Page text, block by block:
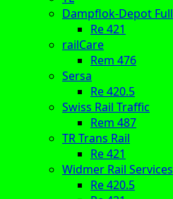
Dampflok-Depot Full
Re 421
railCare
Rem 476
Sersa
Re 420.5
Swiss Rail Traffic
Rem 487
TR Trans Rail
Re 421
Widmer Rail Services
Re 420.5